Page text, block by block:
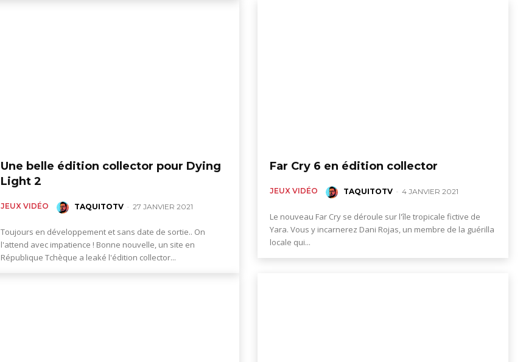
Une belle édition collector pour Dying
Light 2
JEUX VIDÉO TAQUITOTV - 27 JANVIER 2021
Toujours en développement et sans date de sortie.. On
l'attend avec impatience ! Bonne nouvelle, un site en
République Tchèque a leaké l'édition collector...
Far Cry 6 en édition collector
JEUX VIDÉO TAQUITOTV - 4 JANVIER 2021
Le nouveau Far Cry se déroule sur l'île tropicale fictive de
Yara. Vous y incarnerez Dani Rojas, un membre de la guérilla
locale qui...